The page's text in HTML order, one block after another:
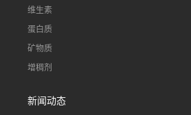
维生素
蛋白质
矿物质
增稠剂
新闻动态